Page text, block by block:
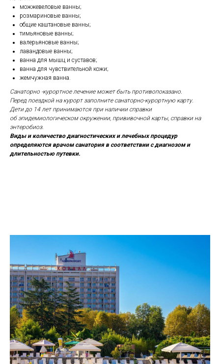
можжевеловые ванны;
розмариновые ванны;
общие каштановые ванны;
тимьяновые ванны;
валерьяновые ванны;
лавандовые ванны;
ванна для мышц и суставов;
ванна для чувствительной кожи;
жемчужная ванна.
Санаторно -курортное лечение может быть противопоказано.
Перед поездкой на курорт заполните санаторно-курортную карту.
Дети до 14 лет принимаются при наличии справки
об эпидемиологическом окружении, прививочной карты, справки на
энтеробиоз.
Виды и количество диагностических и лечебных процедур
определяются врачом санатория в соответствии с диагнозом и
длительностью путевки.